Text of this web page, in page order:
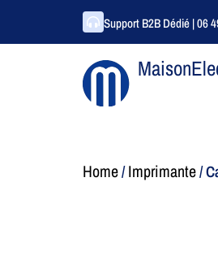
Support B2B Dédié | 06
Home/Imprimante/